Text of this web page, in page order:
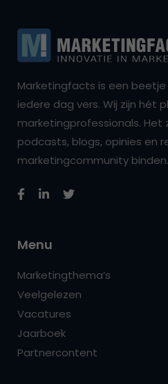
Marketingfacts is een beetje
iedere dag vers. Wij zijn hét
marketingprofessionals. Het
podcasts, blogs, opinies en
marketingcommunity binden.
Menu
Marketingthema’s
Veelgelezen
Vacatures
Jaarboek
Partnercontent